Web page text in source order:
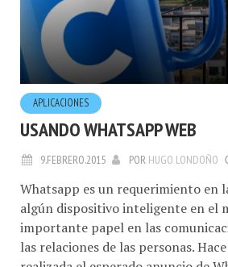
APLICACIONES
USANDO WHATSAPP WEB
9.FEBRERO.2015 POR HUGO LONDOÑO
Whatsapp es un requerimiento en
algún dispositivo inteligente en el
importante papel en las
las relaciones de las personas.